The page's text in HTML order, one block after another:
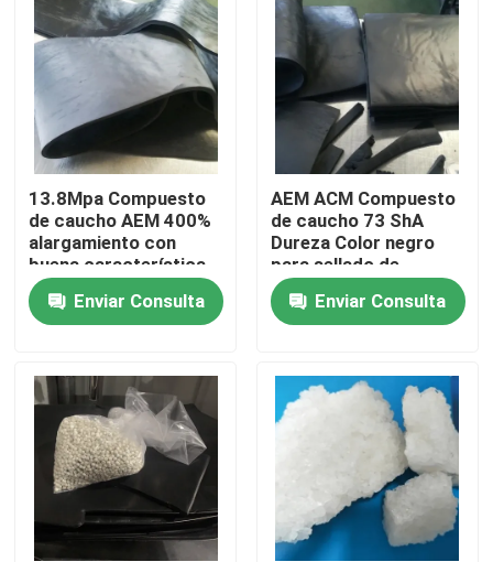
Inicio
13.8Mpa Compuesto
de caucho AEM 400%
alargamiento con
buena característica
de envejecimiento por
calor Enviar Consulta
AEM ACM Compuesto
de caucho 73 ShA
Dureza Color negro
para sellado de
automóviles
Enviar Consulta